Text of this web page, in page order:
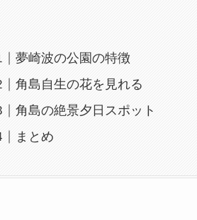
夢崎波の公園の特徴
角島自生の花を見れる
角島の絶景夕日スポット
まとめ